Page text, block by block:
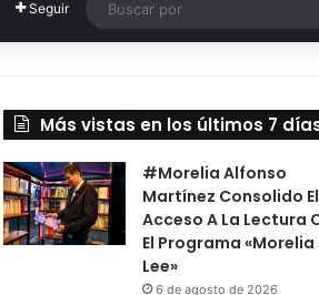
Seguir
Más vistas en los últimos 7
#Morelia Alfonso
Martínez Consolido El
Acceso A La Lectura
El Programa «Morelia
Lee»
6 de agosto de 2026